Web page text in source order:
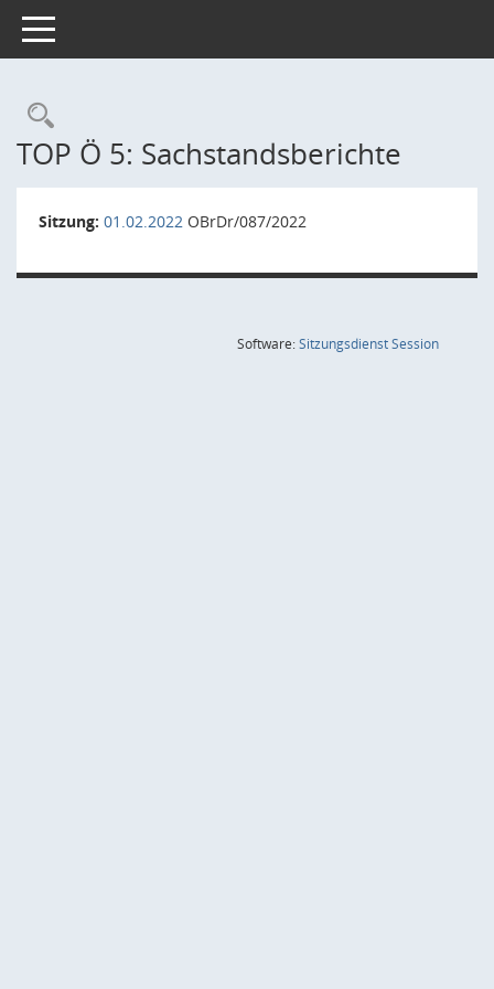
Toggle navigation
Rechercheauswahl
TOP Ö 5: Sachstandsberichte
Sitzung: 01.02.2022 OBrDr/087/2022
Software:SitzungsdienstSession(Wird in